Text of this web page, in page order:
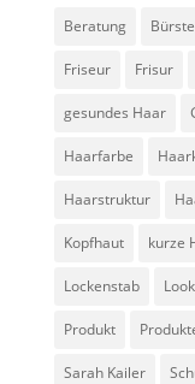
Beratung Bürste
Friseur Frisur
gesundes Haar
Haarfarbe
Haarstruktur
Kopfhaut kurze
Lockenstab Look
Produkt
Sarah Kailer